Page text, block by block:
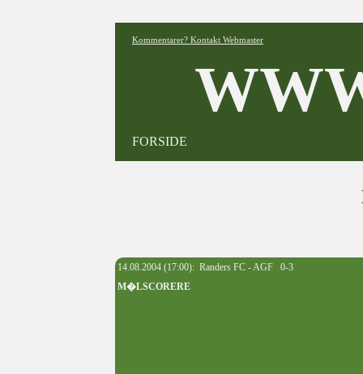
Kommentarer? Kontakt Webmaster
FORSIDE
14.08.2004 (17:00): Randers FC - AGF 0-3
M�LSCORERE